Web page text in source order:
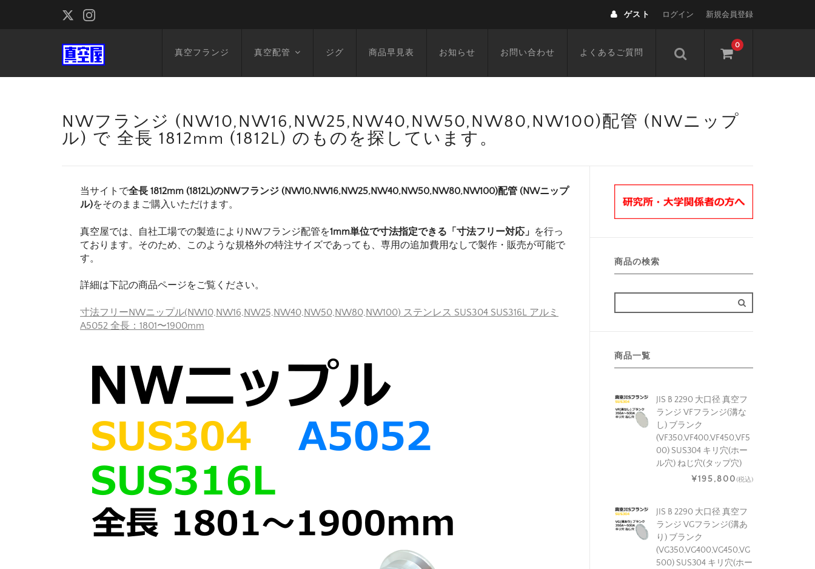
ゲスト ログイン 新規会員登録
0
真空フランジ 真空配管 ジグ 商品早見表 お知らせ お問い合わせ よくあるご質問
NWフランジ (NW10,NW16,NW25,NW40,NW50,NW80,NW100)配管 (NWニップ
ル) で 全長 1812mm (1812L) のものを探しています。
当サイトで全長 1812mm (1812L)のNWフランジ (NW10,NW16,NW25,NW40,NW50,NW80,NW100)配管 (NWニップ
ル)をそのままご購入いただけます。
真空屋では、自社工場での製造によりNWフランジ配管を1mm単位で寸法指定できる「寸法フリー対応」 を行っ
ております。そのため、このような規格外の特注サイズであっても、専用の追加費用なしで製作・販売が可能で
す。
詳細は下記の商品ページをご覧ください。
寸法フリーNWニップル(NW10,NW16,NW25,NW40,NW50,NW80,NW100) ステンレス SUS304 SUS316L アルミ
A5052 全長：1801〜1900mm
商品の検索
商品一覧
JIS B 2290 大口径 真空フ
ランジ VFフランジ(溝な
し) ブランク
(VF350,VF400,VF450,VF5
00) SUS304 キリ穴(ホー
ル穴) ねじ穴(タップ穴)
¥195,800(税込)
JIS B 2290 大口径 真空フ
ランジ VGフランジ(溝あ
り) ブランク
(VG350,VG400,VG450,VG
500) SUS304 キリ穴(ホー